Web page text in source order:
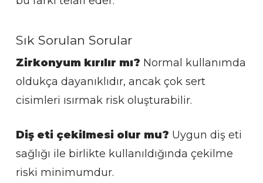
Sık Sorulan Sorular
Zirkonyum kırılır mı? Normal kullanımda
oldukça dayanıklıdır, ancak çok sert
cisimleri ısırmak risk oluşturabilir.
Diş eti çekilmesi olur mu? Uygun diş eti
sağlığı ile birlikte kullanıldığında çekilme
riski minimumdur.